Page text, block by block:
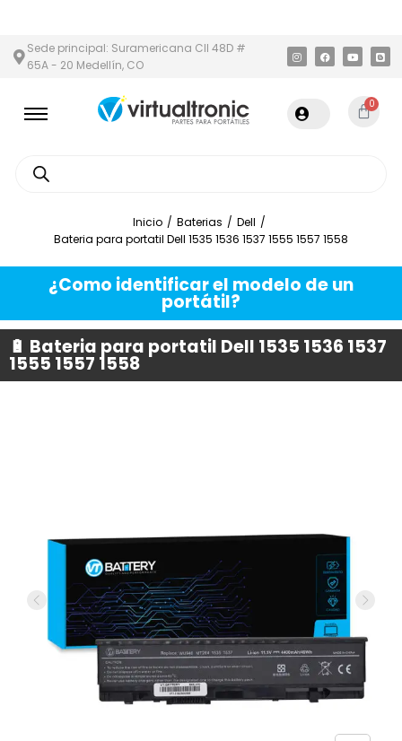
Sede principal: Suramericana Cll 48D #
65A - 20 Medellín, CO
0
Inicio / Baterias / Dell /
Bateria para portatil Dell 1535 1536 1537 1555 1557 1558
¿Como identificar el modelo de un
portátil?
🔋 Bateria para portatil Dell 1535 1536 1537
1555 1557 1558